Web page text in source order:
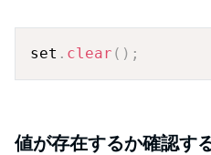
set . clear ( ) ;
値が存在するか確認す